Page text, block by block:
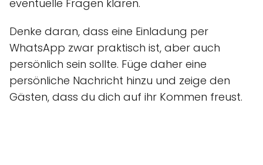
eventuelle Fragen klären.
Denke daran, dass eine Einladung per
WhatsApp zwar praktisch ist, aber auch
persönlich sein sollte. Füge daher eine
persönliche Nachricht hinzu und zeige den
Gästen, dass du dich auf ihr Kommen freust.